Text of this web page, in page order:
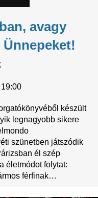
avagy
készült
legnagyobb sikere
szünetben játszódik
él szép
életmódot folytat:
férfinak…